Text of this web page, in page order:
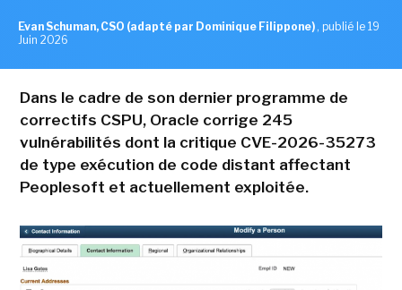
Evan Schuman, CSO (adapté par Dominique Filippone) , publié le 19
Juin 2026
Dans le cadre de son dernier programme de
correctifs CSPU, Oracle corrige 245
vulnérabilités dont la critique CVE-2026-35273
de type exécution de code distant affectant
Peoplesoft et actuellement exploitée.